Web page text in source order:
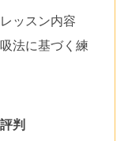
ッスン内容
法に基づく練
判